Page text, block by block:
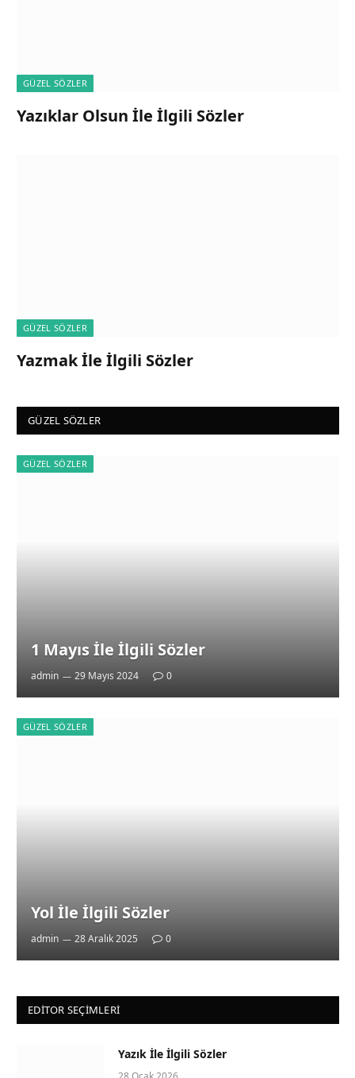
GÜZEL SÖZLER
Yazıklar Olsun İle İlgili Sözler
GÜZEL SÖZLER
Yazmak İle İlgili Sözler
GÜZEL SÖZLER
GÜZEL SÖZLER
1 Mayıs İle İlgili Sözler
admin 29 Mayıs 2024 0
GÜZEL SÖZLER
Yol İle İlgili Sözler
admin 28 Aralık 2025 0
EDITOR SEÇIMLERI
Yazık İle İlgili Sözler